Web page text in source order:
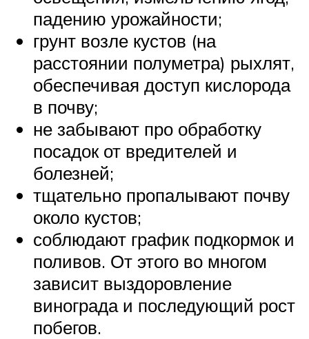
падению урожайности;
грунт возле кустов (на
расстоянии полуметра) рыхлят,
обеспечивая доступ кислорода
в почву;
не забывают про обработку
посадок от вредителей и
болезней;
тщательно пропалывают почву
около кустов;
соблюдают график подкормок и
поливов. От этого во многом
зависит выздоровление
винограда и последующий рост
побегов.